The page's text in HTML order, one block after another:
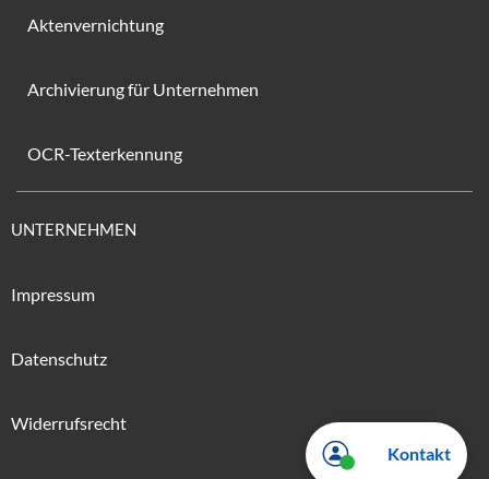
Aktenvernichtung
Archivierung für Unternehmen
OCR-Texterkennung
UNTERNEHMEN
Impressum
Datenschutz
Widerrufsrecht
Kontakt